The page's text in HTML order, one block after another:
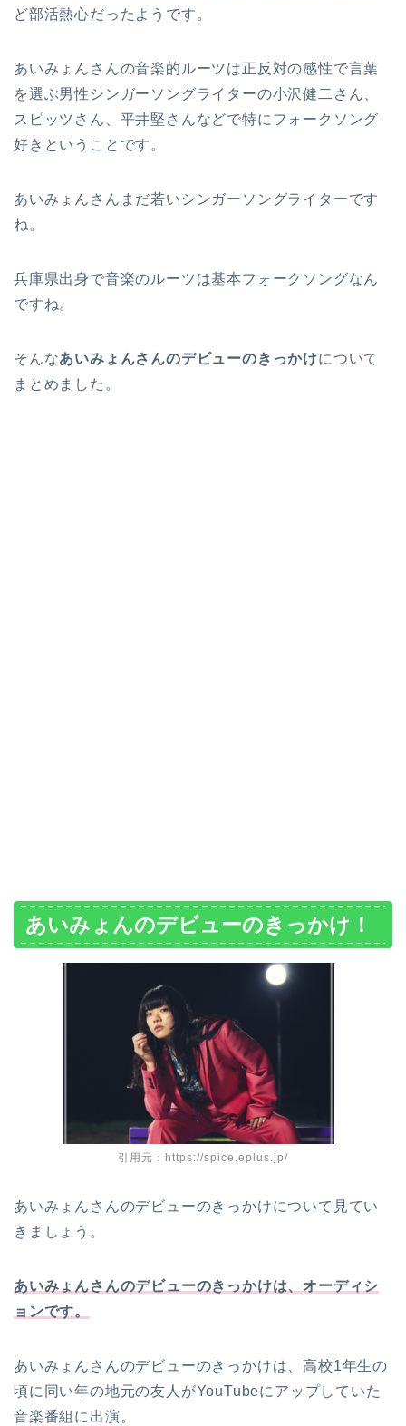
ど部活熱心だったようです。
あいみょんさんの音楽的ルーツは正反対の感性で言葉
を選ぶ男性シンガーソングライターの小沢健二さん、
スピッツさん、平井堅さんなどで特にフォークソング
好きということです。
あいみょんさんまだ若いシンガーソングライターです
ね。
兵庫県出身で音楽のルーツは基本フォークソングなん
ですね。
そんなあいみょんさんのデビューのきっかけについて
まとめました。
あいみょんのデビューのきっかけ！
引用元：https://spice.eplus.jp/
あいみょんさんのデビューのきっかけについて見てい
きましょう。
あいみょんさんのデビューのきっかけは、オーディシ
ョンです。
あいみょんさんのデビューのきっかけは、高校1年生の
頃に同い年の地元の友人がYouTubeにアップしていた
音楽番組に出演。